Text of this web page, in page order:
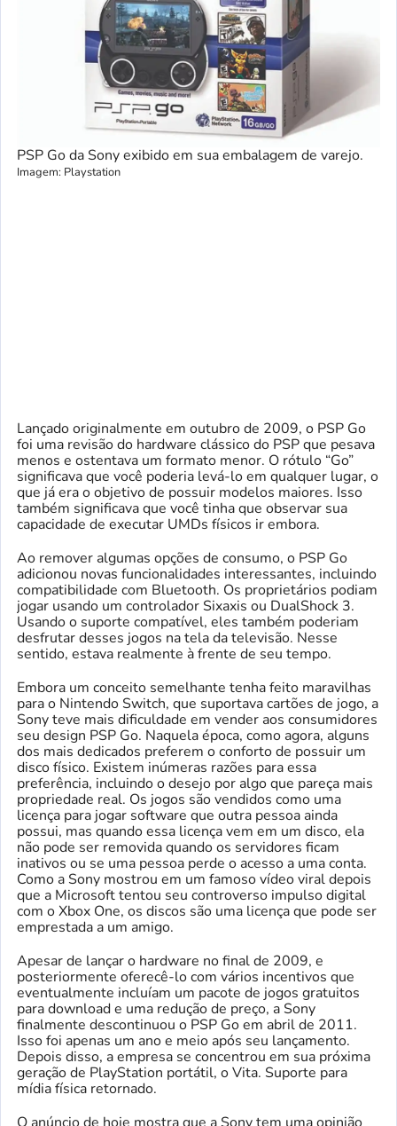
PSP Go da Sony exibido em sua embalagem de varejo.
Imagem: Playstation
Lançado originalmente em outubro de 2009, o PSP Go
foi uma revisão do hardware clássico do PSP que pesava
menos e ostentava um formato menor. O rótulo “Go”
significava que você poderia levá-lo em qualquer lugar, o
que já era o objetivo de possuir modelos maiores. Isso
também significava que você tinha que observar sua
capacidade de executar UMDs físicos ir embora.
Ao remover algumas opções de consumo, o PSP Go
adicionou novas funcionalidades interessantes, incluindo
compatibilidade com Bluetooth. Os proprietários podiam
jogar usando um controlador Sixaxis ou DualShock 3.
Usando o suporte compatível, eles também poderiam
desfrutar desses jogos na tela da televisão. Nesse
sentido, estava realmente à frente de seu tempo.
Embora um conceito semelhante tenha feito maravilhas
para o Nintendo Switch, que suportava cartões de jogo, a
Sony teve mais dificuldade em vender aos consumidores
seu design PSP Go. Naquela época, como agora, alguns
dos mais dedicados preferem o conforto de possuir um
disco físico. Existem inúmeras razões para essa
preferência, incluindo o desejo por algo que pareça mais
propriedade real. Os jogos são vendidos como uma
licença para jogar software que outra pessoa ainda
possui, mas quando essa licença vem em um disco, ela
não pode ser removida quando os servidores ficam
inativos ou se uma pessoa perde o acesso a uma conta.
Como a Sony mostrou em um famoso vídeo viral depois
que a Microsoft tentou seu controverso impulso digital
com o Xbox One, os discos são uma licença que pode ser
emprestada a um amigo.
Apesar de lançar o hardware no final de 2009, e
posteriormente oferecê-lo com vários incentivos que
eventualmente incluíam um pacote de jogos gratuitos
para download e uma redução de preço, a Sony
finalmente descontinuou o PSP Go em abril de 2011.
Isso foi apenas um ano e meio após seu lançamento.
Depois disso, a empresa se concentrou em sua próxima
geração de PlayStation portátil, o Vita. Suporte para
mídia física retornado.